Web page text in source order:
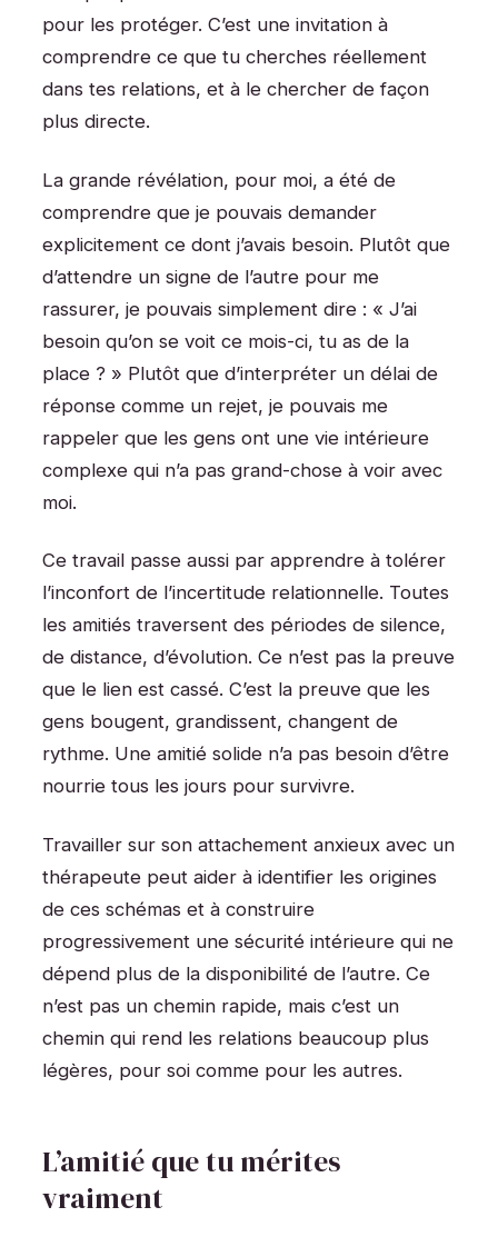
pour les protéger. C’est une invitation à
comprendre ce que tu cherches réellement
dans tes relations, et à le chercher de façon
plus directe.
La grande révélation, pour moi, a été de
comprendre que je pouvais demander
explicitement ce dont j’avais besoin. Plutôt que
d’attendre un signe de l’autre pour me
rassurer, je pouvais simplement dire : « J’ai
besoin qu’on se voit ce mois-ci, tu as de la
place ? » Plutôt que d’interpréter un délai de
réponse comme un rejet, je pouvais me
rappeler que les gens ont une vie intérieure
complexe qui n’a pas grand-chose à voir avec
moi.
Ce travail passe aussi par apprendre à tolérer
l’inconfort de l’incertitude relationnelle. Toutes
les amitiés traversent des périodes de silence,
de distance, d’évolution. Ce n’est pas la preuve
que le lien est cassé. C’est la preuve que les
gens bougent, grandissent, changent de
rythme. Une amitié solide n’a pas besoin d’être
nourrie tous les jours pour survivre.
Travailler sur son attachement anxieux avec un
thérapeute peut aider à identifier les origines
de ces schémas et à construire
progressivement une sécurité intérieure qui ne
dépend plus de la disponibilité de l’autre. Ce
n’est pas un chemin rapide, mais c’est un
chemin qui rend les relations beaucoup plus
légères, pour soi comme pour les autres.
L’amitié que tu mérites
vraiment